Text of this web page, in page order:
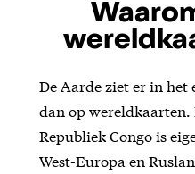
De Aarde ziet er in
dan op wereldkaarten.
Republiek Congo is
West-Europa en